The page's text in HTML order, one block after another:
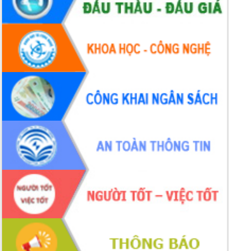
Đẩy mạnh cải cách hành chính, quyết
tâm đạt được mục tiêu tăng trưởng
hai con số trong năm 2026
Tổ chức trang trọng Lễ hội Đền thờ
Lương Văn Chánh năm 2026
Phó Bí thư Tỉnh ủy Đắk Lắk Đỗ Hữu
Huy giữ chức Bí thư Đảng ủy Ủy Ban
Nhân dân tỉnh
Bệnh án điện tử thúc đẩy chuyển đổi
số y tế tại Đắk Lắk
Chuyển đổi số thư viện: Mở rộng
không gian tri thức trong thời đại số
Đánh giá, rút kinh nghiệm công tác tổ
chức diễn tập trước ngày bầu cử
Chương trình “Gặp gỡ hữu nghị –
Friendship Meeting New Year 2026”
Bầu cử Quốc hội và HĐND: Cử tri Đắk
Lắk gửi gắm niềm tin, kỳ vọng vào lá
phiếu
Đắk Lắk sẵn sàng các điều kiện cho
Ngày hội bầu cử đại biểu Quốc hội
khóa XVI và HĐND các cấp nhiệm kỳ